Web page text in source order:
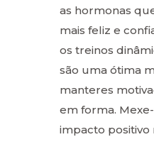
as hormonas
mais feliz e
os treinos
são uma ótima
manteres
em forma.
impacto positivo